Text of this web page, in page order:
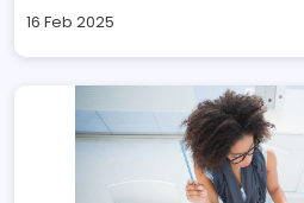
16 Feb 2025